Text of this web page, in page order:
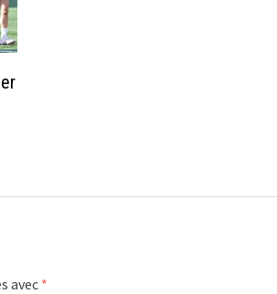
avec*